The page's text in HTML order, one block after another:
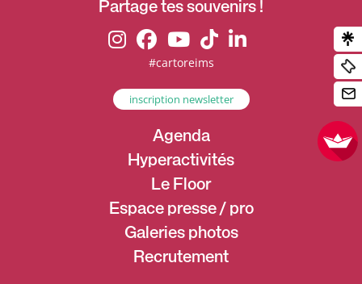
Partage tes souvenirs !
#cartoreims
inscription newsletter
Agenda
Hyperactivités
Le Floor
Espace presse / pro
Galeries photos
Recrutement